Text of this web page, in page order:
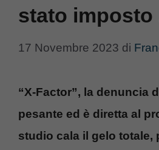
stato imposto
17 Novembre 2023 di
“X-Factor”, la denuncia
pesante ed è diretta al
studio cala il gelo totale,